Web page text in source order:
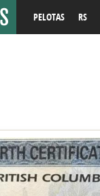
PELOTAS RS